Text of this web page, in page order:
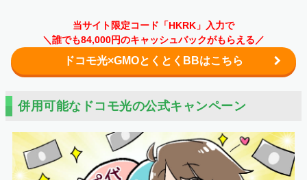
当サイト限定コード「HKRK」入力で
＼誰でも84,000円のキャッシュバックがもらえる／
ドコモ光×GMOとくとくBBはこちら
併用可能なドコモ光の公式キャンペーン